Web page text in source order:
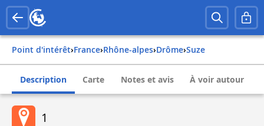
Point d'intérêt› france› rhône-alpes› drôme› suze
Description Carte Notes et avis À voir autour
1